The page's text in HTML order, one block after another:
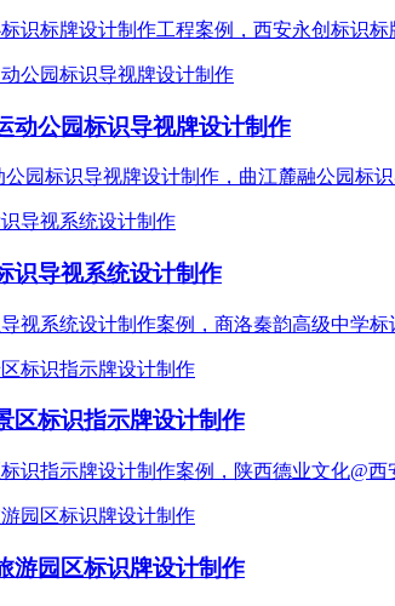
识标牌设计制作工程案例，西安永创标识
动公园标识导视牌设计制作
园标识导视牌设计制作，曲江麓融公园标
识导视系统设计制作
视系统设计制作案例，商洛秦韵高级中学
区标识指示牌设计制作
识指示牌设计制作案例，陕西德业文化@
游园区标识牌设计制作